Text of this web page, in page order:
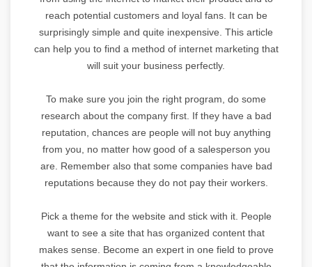
reach potential customers and loyal fans. It can be
surprisingly simple and quite inexpensive. This article
can help you to find a method of internet marketing that
will suit your business perfectly.
To make sure you join the right program, do some
research about the company first. If they have a bad
reputation, chances are people will not buy anything
from you, no matter how good of a salesperson you
are. Remember also that some companies have bad
reputations because they do not pay their workers.
Pick a theme for the website and stick with it. People
want to see a site that has organized content that
makes sense. Become an expert in one field to prove